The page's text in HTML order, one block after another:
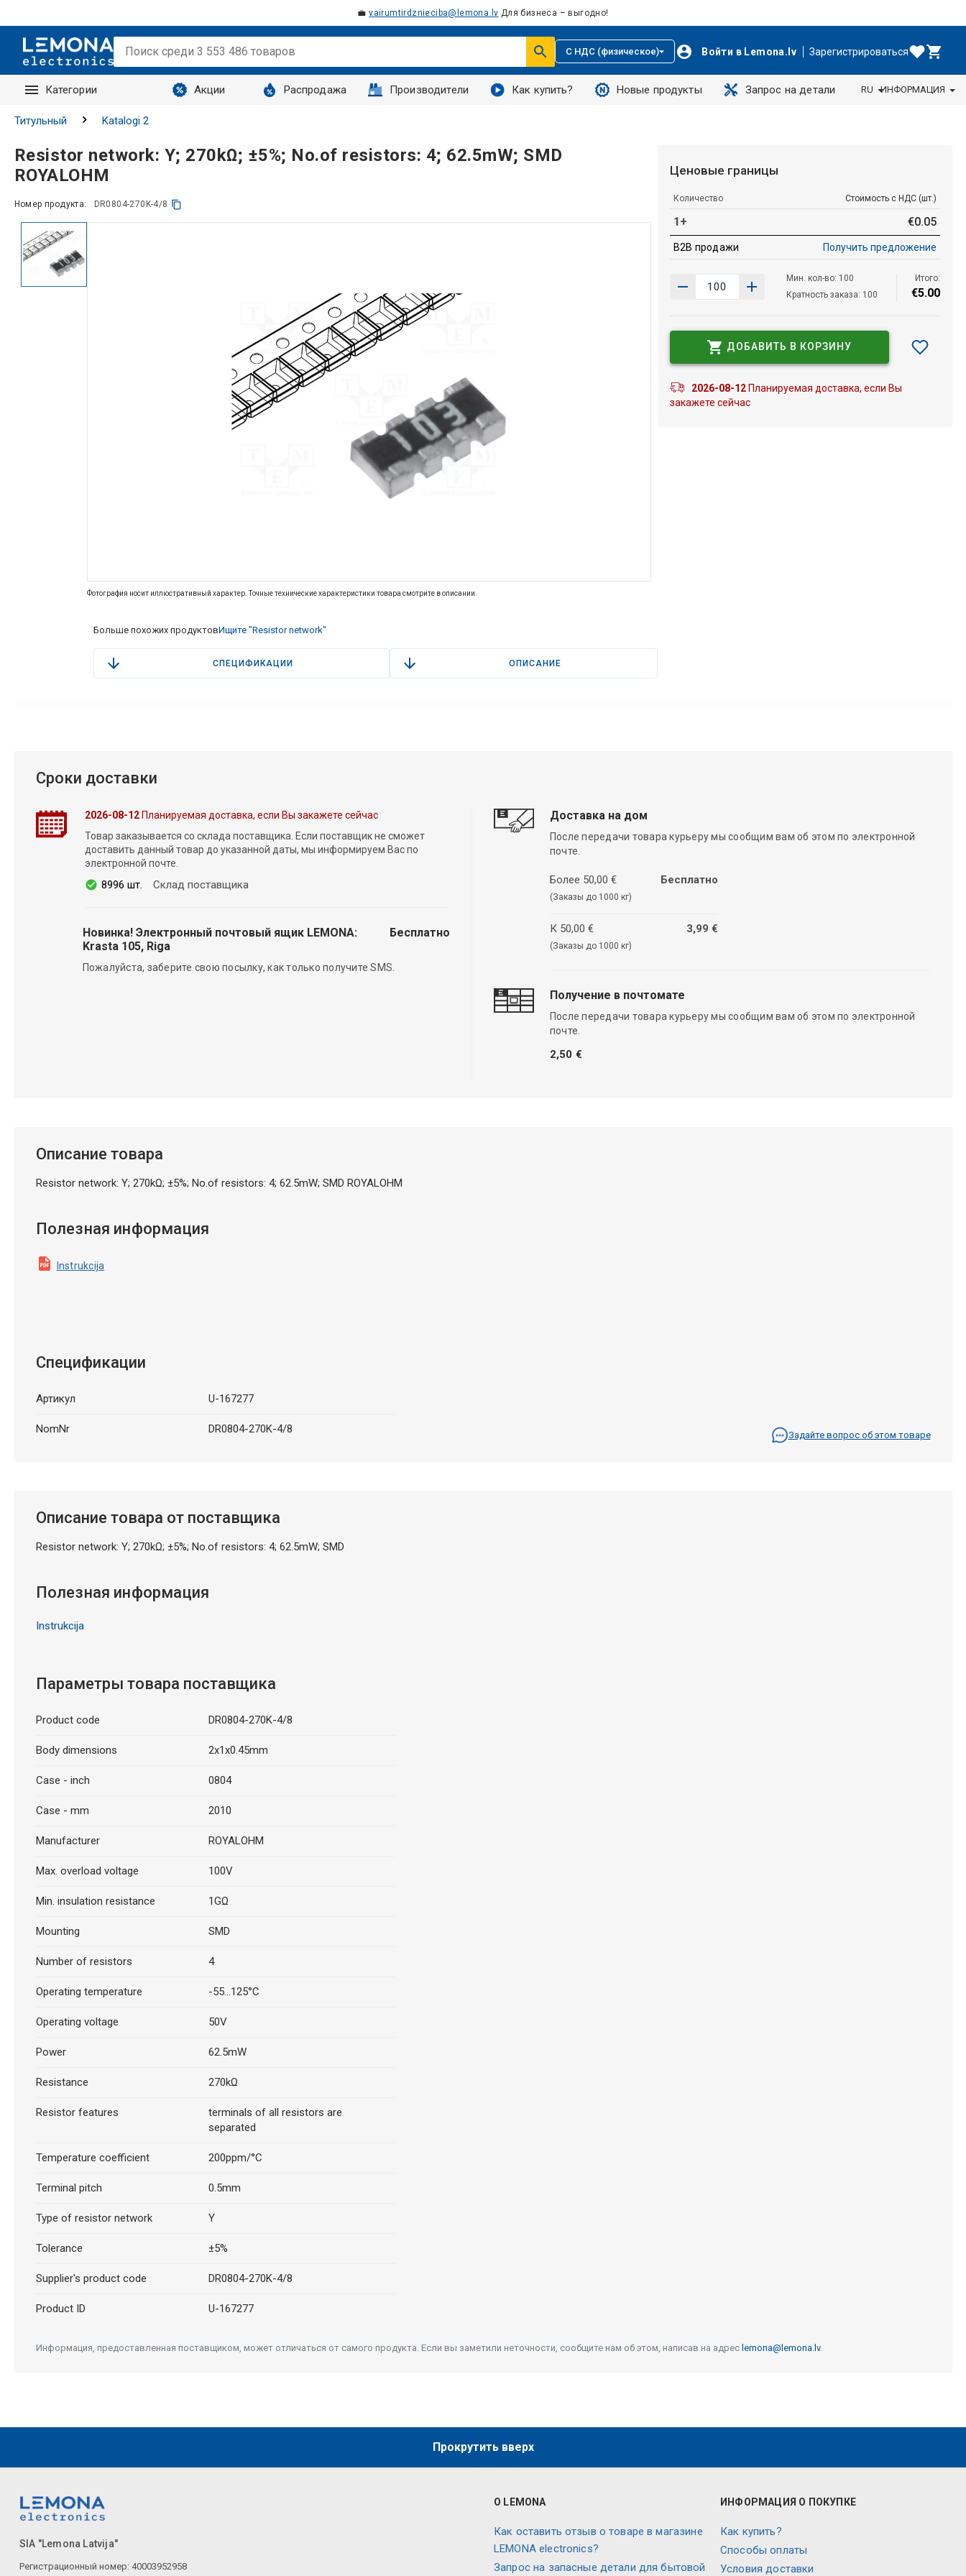
💼vairumtirdznieciba@lemona.lv Для бизнеса – выгодно!
С НДС (физическое) Войти в Lemona.lv Зарегистрироваться
Категории Акции Распродажа Производители Как купить? Новые продукты Запрос на детали
Запросы
RU ИНФОРМАЦИЯ
Титульный Katalogi 2
Resistor network: Y; 270kΩ; ±5%; No.of resistors: 4; 62.5mW; SMD
ROYALOHM
Номер продукта: DR0804-270K-4/8
Фотография носит иллюстративный характер. Точные технические характеристики товара смотрите в описании.
Больше похожих продуктовИщите "Resistor network"
СПЕЦИФИКАЦИИ ОПИСАНИЕ
Ценовые границы
Количество Стоимость с НДС (шт.)
1+ €0.05
B2B продажи Получить предложение
Мин. кол-во: 100
Кратность заказа: 100
Итого:
€5.00
ДОБАВИТЬ В КОРЗИНУ
2026-08-12Планируемая доставка, если Вы
закажете сейчас
Сроки доставки
2026-08-12Планируемая доставка, если Вы закажете сейчас
Товар заказывается со склада поставщика. Если поставщик не сможет
доставить данный товар до указанной даты, мы информируем Вас по
электронной почте.
8996 шт. Склад поставщика
Новинка! Электронный почтовый ящик LEMONA:
Krasta 105, Riga
Бесплатно
Пожалуйста, заберите свою посылку, как только получите SMS.
Доставка на дом
После передачи товара курьеру мы сообщим вам об этом по электронной
почте.
Более 50,00 €
(Заказы до 1000 кг)
Бесплатно
К 50,00 €
(Заказы до 1000 кг)
3,99 €
Получение в почтомате
После передачи товара курьеру мы сообщим вам об этом по электронной
почте.
2,50 €
Описание товара
Resistor network: Y; 270kΩ; ±5%; No.of resistors: 4; 62.5mW; SMD ROYALOHM
Полезная информация
Instrukcija
Спецификации
Артикул U-167277
NomNr DR0804-270K-4/8 Задайте вопрос об этом товаре
Описание товара от поставщика
Resistor network: Y; 270kΩ; ±5%; No.of resistors: 4; 62.5mW; SMD
Полезная информация
Instrukcija
Параметры товара поставщика
Product code DR0804-270K-4/8
Body dimensions 2x1x0.45mm
Case - inch 0804
Case - mm 2010
Manufacturer ROYALOHM
Max. overload voltage 100V
Min. insulation resistance 1GΩ
Mounting SMD
Number of resistors 4
Operating temperature -55...125°C
Operating voltage 50V
Power 62.5mW
Resistance 270kΩ
Resistor features
terminals of all resistors are
separated
Temperature coefficient 200ppm/°C
Terminal pitch 0.5mm
Type of resistor network Y
Tolerance ±5%
Supplier's product code DR0804-270K-4/8
Product ID U-167277
Информация, предоставленная поставщиком, может отличаться от самого продукта. Если вы заметили неточности, сообщите нам об этом, написав на адрес lemona@lemona.lv.
Прокрутить вверх
SIA "Lemona Latvija"
Регистрационный номер: 40003952958
О LEMONA
Как оставить отзыв о товаре в магазине
LEMONA electronics?
Запрос на запасные детали для бытовой
ИНФОРМАЦИЯ О ПОКУПКЕ
Как купить?
Способы оплаты
Условия доставки